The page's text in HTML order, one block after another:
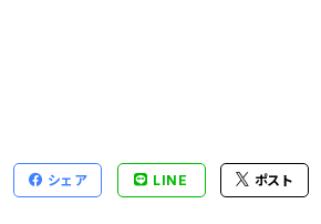
シェア LINE ポスト